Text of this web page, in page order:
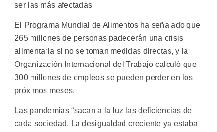
ser las más afectadas.
El Programa Mundial de Alimentos ha señalado que
265 millones de personas padecerán una crisis
alimentaria si no se toman medidas directas, y la
Organización Internacional del Trabajo calculó que
300 millones de empleos se pueden perder en los
próximos meses.
Las pandemias “sacan a la luz las deficiencias de
cada sociedad. La desigualdad creciente ya estaba